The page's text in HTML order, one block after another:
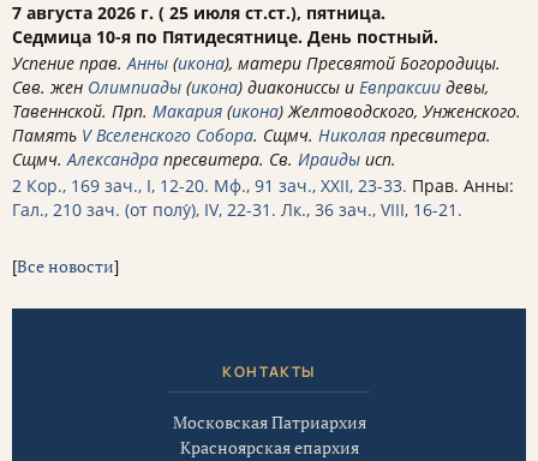
7 августа 2026 г. ( 25 июля ст.ст.), пятница.
Седмица 10-я по Пятидесятнице. День постный.
Успение прав.Анны (икона), матери Пресвятой Богородицы.
Свв. жен Олимпиады (икона) диакониссы и Евпраксии девы,
Тавеннской. Прп. Макария (икона) Желтоводского, Унженского.
Память V Вселенского Собора. Сщмч. Николая пресвитера.
Сщмч.Александра пресвитера. Св. Ираиды исп.
2 Кор., 169 зач., I, 12-20. Мф., 91 зач., XXII, 23-33. Прав. Анны:
Гал., 210 зач. (от полу́), IV, 22-31. Лк., 36 зач., VIII, 16-21.
[Все новости]
КОНТАКТЫ
Московская Патриархия
Красноярская епархия